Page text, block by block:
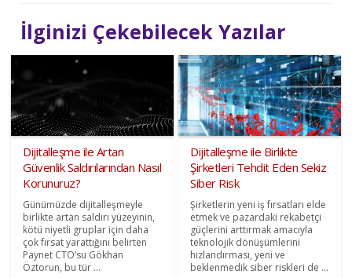
İlginizi Çekebilecek Yazılar
Dijitalleşme ile Artan
Güvenlik Saldırılarından Nasıl
Korunuruz?
Günümüzde dijitalleşmeyle
birlikte artan saldırı yüzeyinin,
kötü niyetli gruplar için daha
çok fırsat yarattığını belirten
Paynet CTO’su Gökhan
Öztorun, bu tür ...
Dijitalleşme ile Birlikte
Şirketleri Tehdit Eden Sekiz
Siber Risk
Şirketlerin yeni iş fırsatları elde
etmek ve pazardaki rekabetçi
güçlerini arttırmak amacıyla
teknolojik dönüşümlerini
hızlandırması, yeni ve
beklenmedik siber riskleri de ...